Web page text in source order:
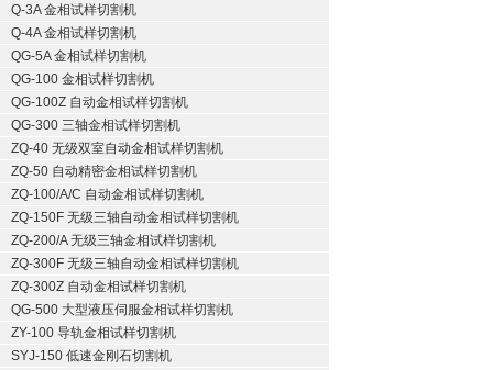
Q-3A 金相试样切割机
Q-4A 金相试样切割机
QG-5A 金相试样切割机
QG-100 金相试样切割机
QG-100Z 自动金相试样切割机
QG-300 三轴金相试样切割机
ZQ-40 无级双室自动金相试样切割机
ZQ-50 自动精密金相试样切割机
ZQ-100/A/C 自动金相试样切割机
ZQ-150F 无级三轴自动金相试样切割机
ZQ-200/A 无级三轴金相试样切割机
ZQ-300F 无级三轴自动金相试样切割机
ZQ-300Z 自动金相试样切割机
QG-500 大型液压伺服金相试样切割机
ZY-100 导轨金相试样切割机
SYJ-150 低速金刚石切割机